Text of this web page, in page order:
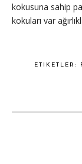
kokusuna sahip
kokuları var
ETIKETLER: